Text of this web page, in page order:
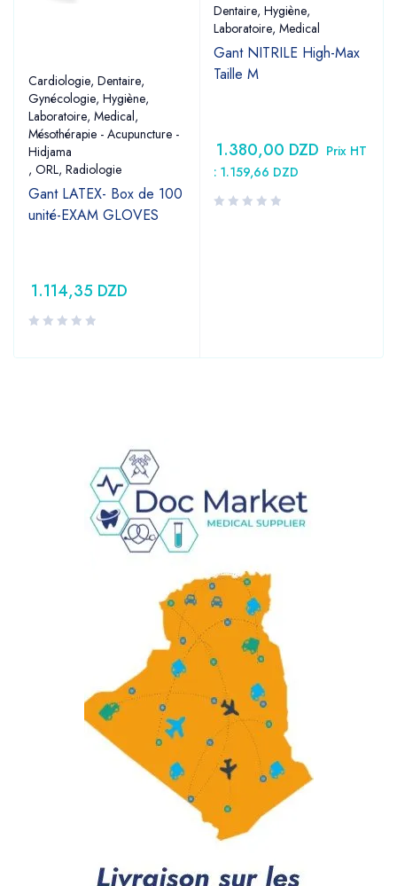
Cardiologie, Dentaire,
Gynécologie, Hygiène,
Laboratoire, Medical,
Mésothérapie - Acupuncture -
Hidjama
, ORL, Radiologie
Gant LATEX- Box de 100
unité-EXAM GLOVES
1.114,35 DZD
Dentaire, Hygiène,
Laboratoire, Medical
Gant NITRILE High-Max
Taille M
1.380,00 DZD Prix HT
: 1.159,66 DZD